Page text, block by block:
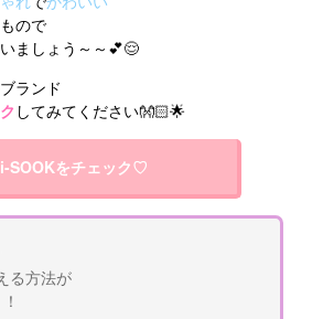
ので
ましょう～～💕😌
ランド
してみてください👐🏻🌟
i-SOOKをチェック♡
る方法が